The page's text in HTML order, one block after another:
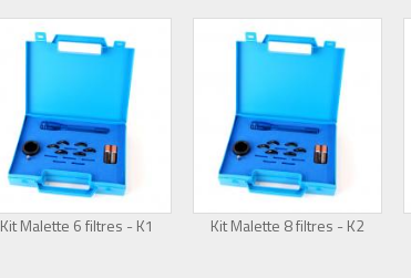
Kit Malette 6 filtres - K1 Kit Malette 8 filtres - K2